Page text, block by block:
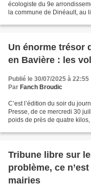
écologiste du 9e
la commune de Dinéault, au
Un énorme trésor
en Bavière : les
Publié le 30/07/2025 à 22:55
Par Fanch Broudic
C’est l’édition du soir du
Presse, de ce mercredi 30
poids de près de quatre
Tribune libre sur
problème, ce
mairies